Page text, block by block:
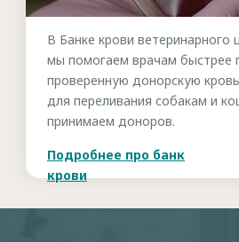
Подробнее про банк
крови
В Банке крови ветеринарного
мы помогаем врачам быстрее
проверенную донорскую
для переливания собакам и
принимаем доноров.